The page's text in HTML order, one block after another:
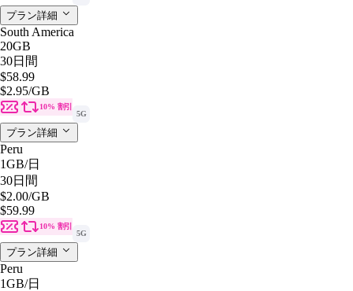
プラン詳細
South America
20GB
30日間
$58.99
$2.95/GB
10% 割引
5G
プラン詳細
Peru
1GB/日
30日間
$2.00/GB
$59.99
10% 割引
5G
プラン詳細
Peru
1GB/日